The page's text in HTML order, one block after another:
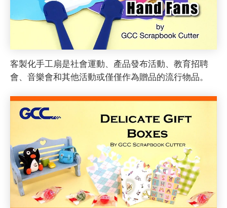
客製化手工扇是社會運動、產品發布活動、教育招聘
會、音樂會和其他活動或僅僅作為贈品的流行物品。